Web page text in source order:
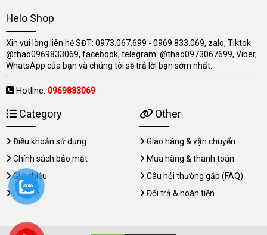
Helo Shop
Xin vui lòng liên hệ SĐT: 0973.067.699 - 0969.833.069, zalo, Tiktok:
@thao0969833069, facebook, telegram: @thao0973067699, Viber,
WhatsApp của bạn và chúng tôi sẽ trả lời bạn sớm nhất.
Hotline: 0969833069
Category
Điều khoản sử dụng
Chính sách bảo mật
Giới thiệu
Liên hệ
Other
Giao hàng & vận chuyển
Mua hàng & thanh toán
Câu hỏi thường gặp (FAQ)
Đổi trả & hoàn tiền